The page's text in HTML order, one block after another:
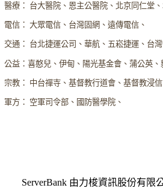
醫療： 台大醫院、恩主公醫院、北京同仁堂
電信： 大眾電信、台灣固網、遠傳電信、
交通： 台北捷運公司、華航、五崧捷運、台灣
公益：喜憨兒、伊甸、陽光基金會、蒲公英、
宗教： 中台禪寺、基督教行道會、基督教浸信
軍方： 空軍司令部、國防醫學院、
ServerBank 由力梭資訊股份有限